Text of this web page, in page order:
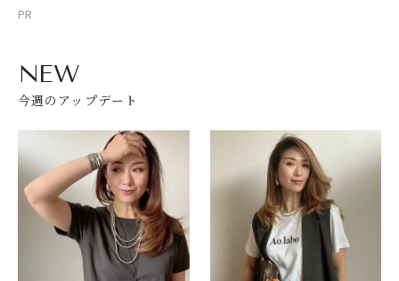
PR
NEW
今週のアップデート